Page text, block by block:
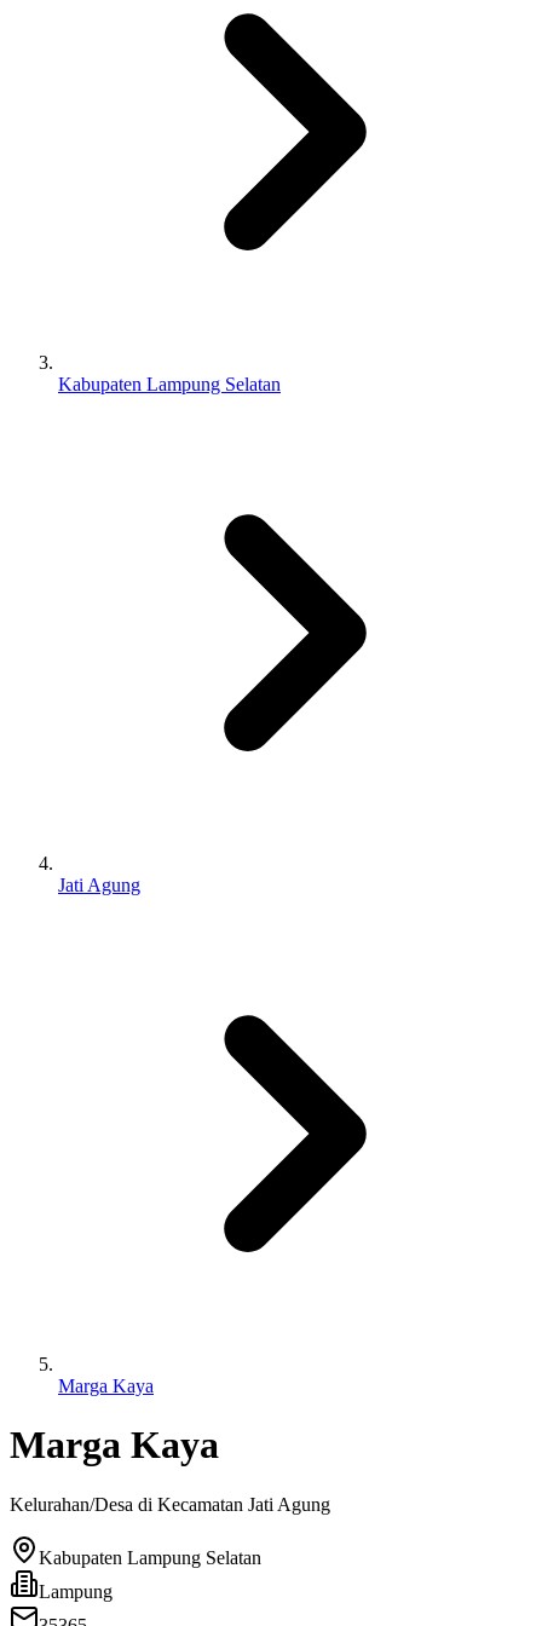
Kabupaten Lampung Selatan
Jati Agung
Marga Kaya
Marga Kaya
Kelurahan/Desa di Kecamatan Jati Agung
Kabupaten Lampung Selatan
Lampung